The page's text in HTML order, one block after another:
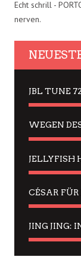
Echt schrill -
nerven.